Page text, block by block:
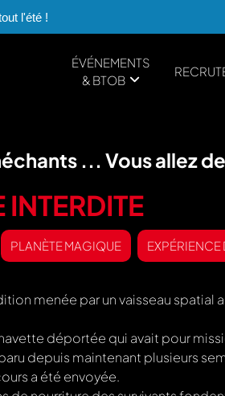
ÉVÉNEMENTS
& BTOB
... Vous allez
INTERDITE
PLANÈTE MAGIQUE EXPÉRIENCE
menée par un vaisseau spatial
déportée qui avait pour
depuis maintenant plusieurs
a été envoyée.
l'été !